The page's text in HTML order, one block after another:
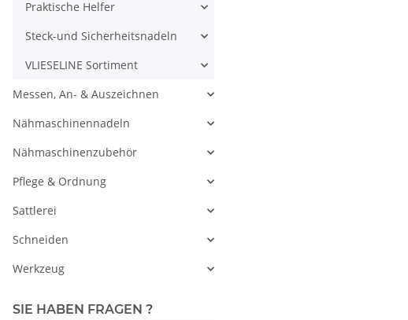
Praktische Helfer
Steck-und Sicherheitsnadeln
VLIESELINE Sortiment
Messen, An- & Auszeichnen
Nähmaschinennadeln
Nähmaschinenzubehör
Pflege & Ordnung
Sattlerei
Schneiden
Werkzeug
SIE HABEN FRAGEN ?